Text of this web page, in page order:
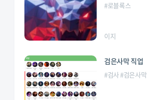
#로블록스
이지
검은사막 직업
#검사#검은사막